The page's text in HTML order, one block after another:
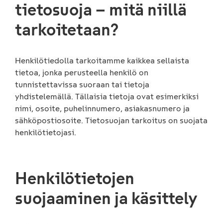
tietosuoja – mitä niillä
tarkoitetaan?
Henkilötiedolla tarkoitamme kaikkea sellaista
tietoa, jonka perusteella henkilö on
tunnistettavissa suoraan tai tietoja
yhdistelemällä. Tällaisia tietoja ovat esimerkiksi
nimi, osoite, puhelinnumero, asiakasnumero ja
sähköpostiosoite. Tietosuojan tarkoitus on suojata
henkilötietojasi.
Henkilötietojen
suojaaminen ja käsittely